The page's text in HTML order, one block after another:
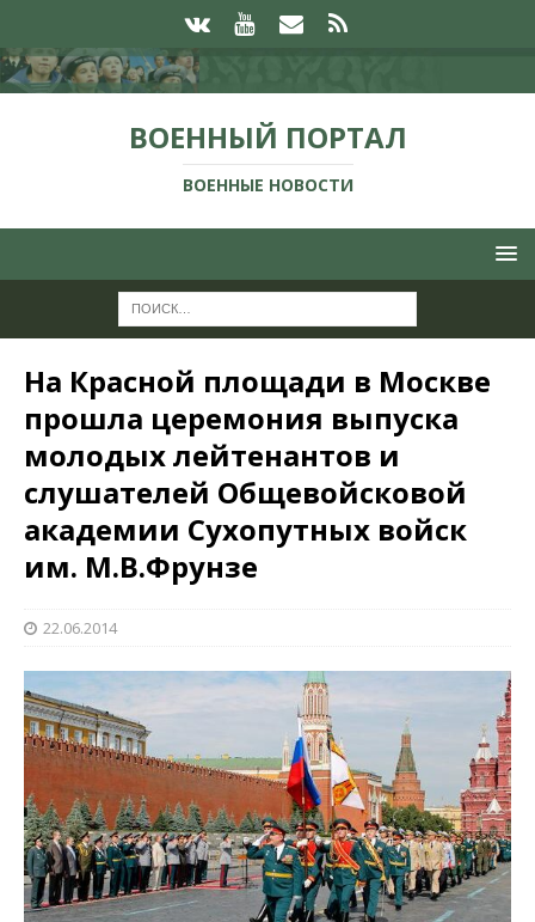
ВОЕННЫЙ ПОРТАЛ
ВОЕННЫЕ НОВОСТИ
На Красной площади в Москве
прошла церемония выпуска
молодых лейтенантов и
слушателей Общевойсковой
академии Сухопутных войск
им. М.В.Фрунзе
22.06.2014